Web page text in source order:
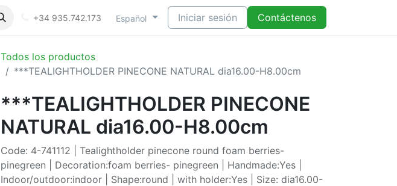
+34 935.742.173 Español Iniciar sesión Contáctenos
Todos los productos
***TEALIGHTHOLDER PINECONE NATURAL dia16.00-H8.00cm
***TEALIGHTHOLDER PINECONE
NATURAL dia16.00-H8.00cm
Code: 4-741112 | Tealightholder pinecone round foam berries-
pinegreen | Decoration:foam berries- pinegreen | Handmade:Yes |
Indoor/outdoor:indoor | Shape:round | with holder:Yes | Size: dia16.00-